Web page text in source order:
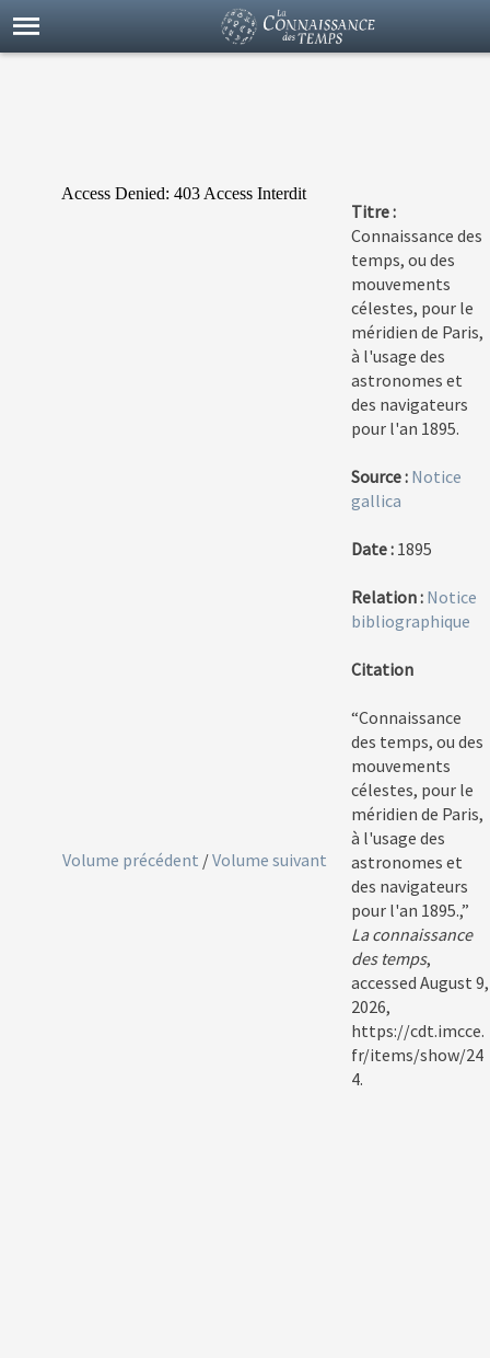
Volume précédent /Volume suivant
Titre :
Connaissance des
temps, ou des
mouvements
célestes, pour le
méridien de Paris,
à l'usage des
astronomes et
des navigateurs
pour l'an 1895.
Source : Notice
gallica
Date : 1895
Relation : Notice
bibliographique
Citation
“Connaissance
des temps, ou des
mouvements
célestes, pour le
méridien de Paris,
à l'usage des
astronomes et
des navigateurs
pour l'an 1895.,”
La connaissance
des temps,
accessed August 9,
2026,
https://cdt.imcce.
fr/items/show/24
4.